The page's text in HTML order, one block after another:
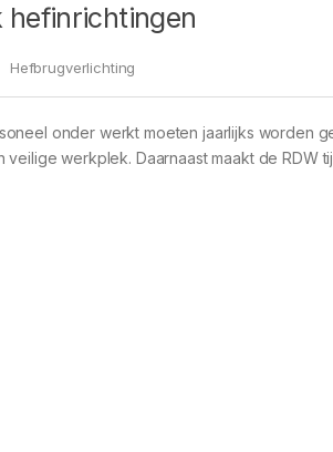
hefinrichtingen
Hefbrugverlichting
onder werkt moeten jaarlijks worden
werkplek. Daarnaast maakt de RDW